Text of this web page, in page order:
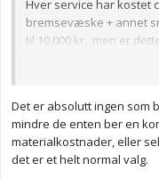
Hver service har kostet
bremsevæske + annet
til 10.000 kr, men er
flere som bare betaler
syntes det er rart når
bil mtp utgifter/
Hva er dine årlige
Det er absolutt ingen som
mindre de enten ber en
materialkostnader, eller
det er et helt normal valg.